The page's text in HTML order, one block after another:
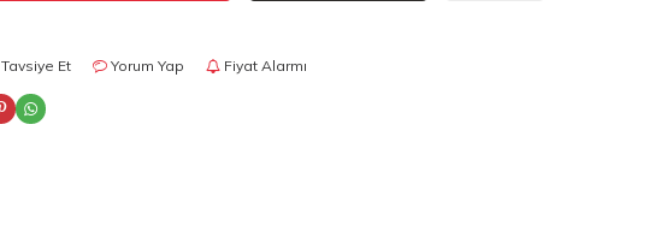
Tavsiye Et Yorum Yap Fiyat Alarmı